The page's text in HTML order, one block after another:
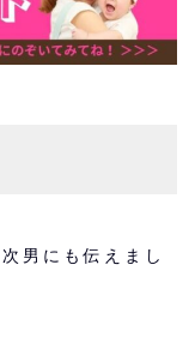
男にも伝えまし